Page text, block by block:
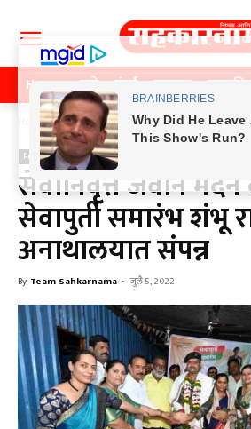
Home पुणे मुंबई महाराष्ट्र
Home Previos News
Previos News
सेवानिवृत्त जवान
सेवापुर्ती समारंभ शंभू
अनाथालयात संपन्न
By Team Sahkarnama - जुलै 5, 2022